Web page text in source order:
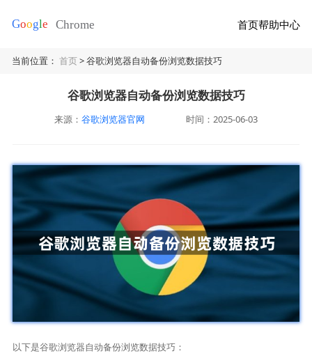
首页帮助中心
当前位置：首页> 谷歌浏览器自动备份浏览数据技巧
谷歌浏览器自动备份浏览数据技巧
来源： 谷歌浏览器官网 时间：2025-06-03
以下是谷歌浏览器自动备份浏览数据技巧：